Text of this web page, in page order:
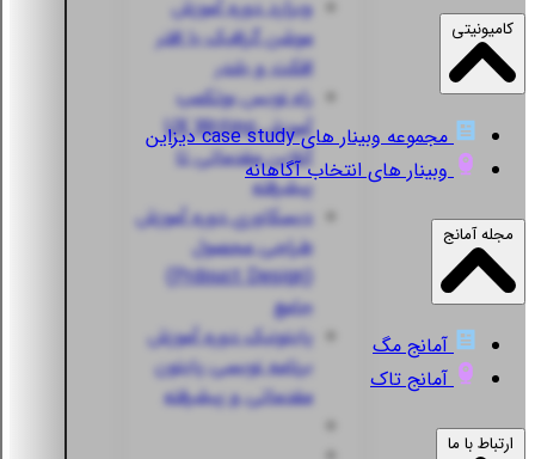
ویزارددوره آموزش
موشن گرافیک با افتر
افکت و بلندر
راه نویسبوتکمپ
آموزش UX Writing
آنلاین مقدماتی تا
پیشرفته
دیسکاوریدوره آموزش
طراحی محصول
جامع
پایتونیکدوره آموزش
برنامه نویسی پایتون
مقدماتی و پیشرفته
کامیونیتی
مجموعه وبینار های case study دیزاین
وبینار های انتخاب آگاهانه
مجله آمانج
آمانج مگ
آمانج تاک
ارتباط با ما